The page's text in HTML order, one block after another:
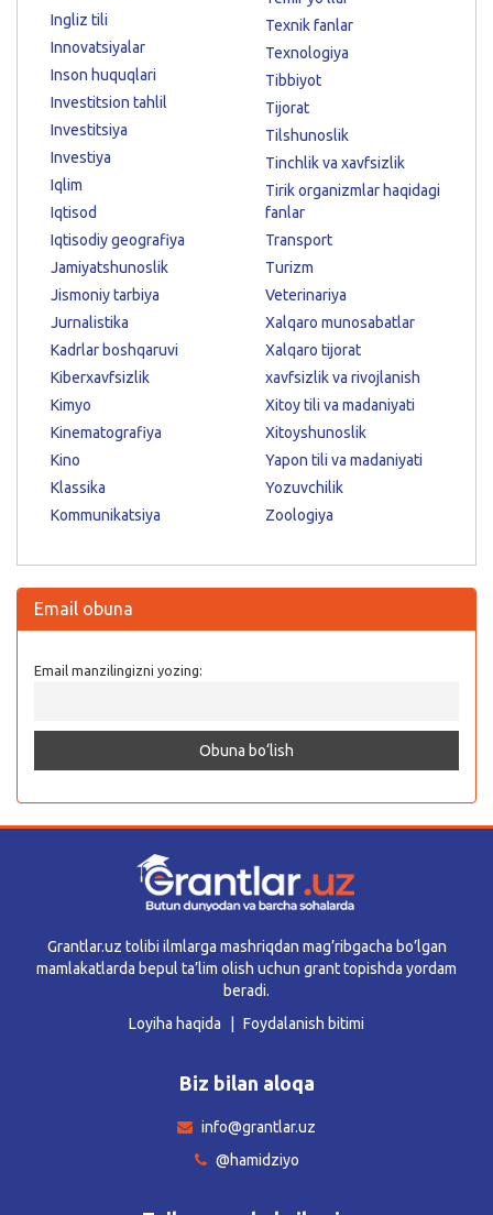
Ingliz tili
Innovatsiyalar
Inson huquqlari
Investitsion tahlil
Investitsiya
Investiya
Iqlim
Iqtisod
Iqtisodiy geografiya
Jamiyatshunoslik
Jismoniy tarbiya
Jurnalistika
Kadrlar boshqaruvi
Kiberxavfsizlik
Kimyo
Kinematografiya
Kino
Klassika
Kommunikatsiya
Texnik fanlar
Texnologiya
Tibbiyot
Tijorat
Tilshunoslik
Tinchlik va xavfsizlik
Tirik organizmlar haqidagi
fanlar
Transport
Turizm
Veterinariya
Xalqaro munosabatlar
Xalqaro tijorat
xavfsizlik va rivojlanish
Xitoy tili va madaniyati
Xitoyshunoslik
Yapon tili va madaniyati
Yozuvchilik
Zoologiya
Email obuna
Email manzilingizni yozing:
Grantlar.uz tolibi ilmlarga mashriqdan mag’ribgacha bo’lgan
mamlakatlarda bepul ta’lim olish uchun grant topishda yordam
beradi.
Loyiha haqida
Foydalanish bitimi
Biz bilan aloqa
info@grantlar.uz
@hamidziyo